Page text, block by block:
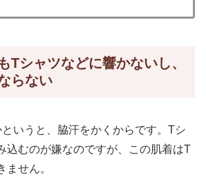
Tシャツなどに響かないし、
らない
いうと、脇汗をかくからです。Tシ
込むのが嫌なのですが、この肌着はT
ません。